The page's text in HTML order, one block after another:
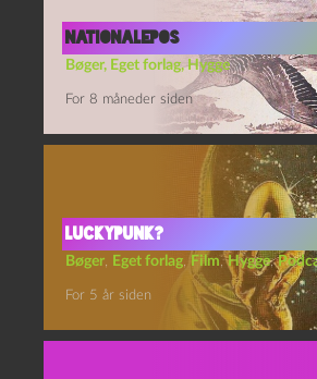
nationalepos
Bøger, Eget forlag,Hygge
For 8 måneder siden
Luckypunk?
Bøger Eget forlag Film,Hygge,
For 5 år siden